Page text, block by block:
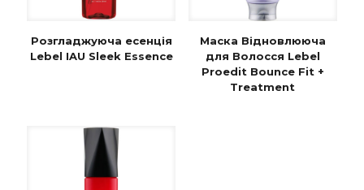
Розгладжуюча есенція
Lebel IAU Sleek Essence
Маска Відновлююча
для Волосся Lebel
Proedit Bounce Fit +
Treatment